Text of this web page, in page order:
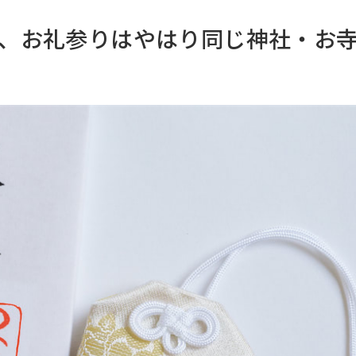
お礼参りはやはり同じ神社・お